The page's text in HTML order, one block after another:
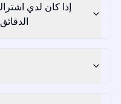
إذا كان لدي